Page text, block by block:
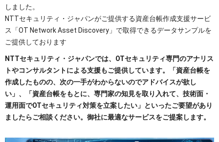
しました。
NTTセキュリティ・ジャパンがご提供する資産台帳作成支援サービ
ス「OT Network Asset Discovery」で取得できるデータサンプルを
ご提供しております
NTTセキュリティ・ジャパンでは、OTセキュリティ専門のアナリス
トやコンサルタントによる支援もご提供しています。「資産台帳を
作成したものの、次の一手がわからないのでアドバイスが欲し
い」、「資産台帳をもとに、専門家の知見を取り入れて、技術面・
運用面でOTセキュリティ対策を立案したい」といったご要望があり
ましたらご相談ください。御社に最適なサービスをご提案します。